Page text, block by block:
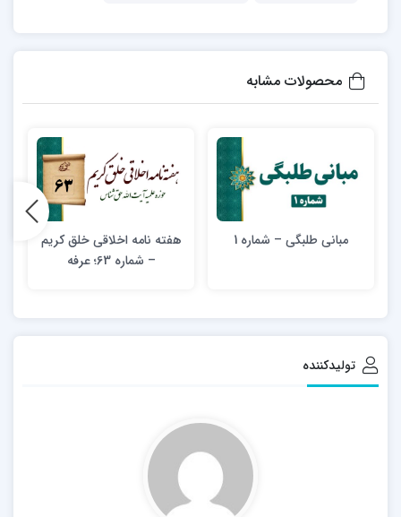
محصولات مشابه
مبانی طلبگی – شماره 1
هفته نامه اخلاقی خلق کریم
– شماره 63؛ عرفه
تولیدکننده